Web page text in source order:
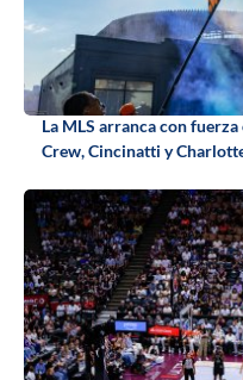
La MLS arranca con
Crew, Cincinatti y